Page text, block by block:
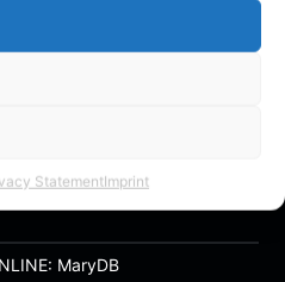
StatementImprint
MaryDB